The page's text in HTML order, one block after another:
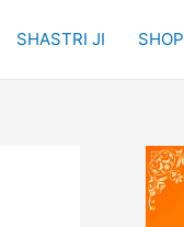
SHASTRI JI SHOP